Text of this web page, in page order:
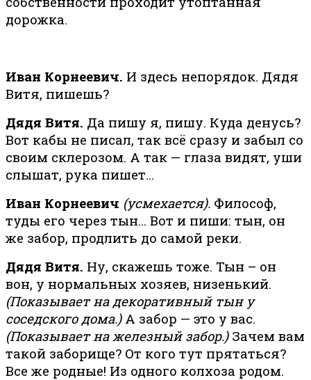
дорожка.
Иван Корнеевич. И здесь непорядок. Дядя
Витя, пишешь?
Дядя Витя. Да пишу я, пишу. Куда денусь?
Вот кабы не писал, так всё сразу и забыл со
своим склерозом. А так — глаза видят, уши
слышат, рука пишет…
Иван Корнеевич (усмехается). Философ,
туды его через тын… Вот и пиши: тын, он
же забор, продлить до самой реки.
Дядя Витя. Ну, скажешь тоже. Тын – он
вон, у нормальных хозяев, низенький.
(Показывает на декоративный тын у
соседского дома.)А забор — это у вас.
(Показывает на железный забор.)Зачем вам
такой заборище? От кого тут прятаться?
Все же родные! Из одного колхоза родом.